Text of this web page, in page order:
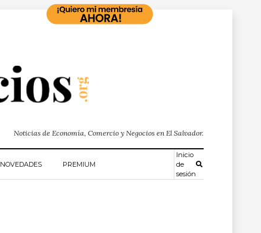
Noticias de Economía, Comercio y Negocios en El Salvador.
NOVEDADES PREMIUM
Inicio
de
sesión